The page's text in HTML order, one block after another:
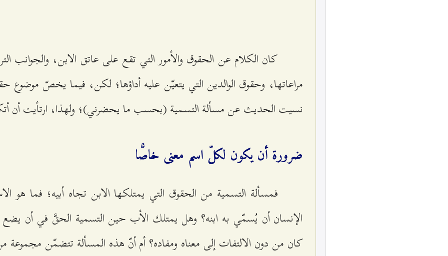
كان الكلام عن الحقوق والأمور التي تقع على عاتق الابن، والجوانب
مراعاتها، وحقوق الوالدين التي يتعيّن عليه أداؤها؛ لكن، فيما يخصّ موضوع
نسيت الحديث عن مسألة التسمية (بحسب ما يحضرني)؛ ولهذا، ارتأيت أن
ضرورة أن يكون لكلّ اسم معنى خاصًّا
فمسألة التسمية من الحقوق التي يمتلكها الابن تجاه أبيه؛ فما هو
الإنسان أن يُسمّي به ابنه؟ وهل يمتلك الأب حين التسمية الحقَّ في أن
كان من دون الالتفات إلى معناه ومفاده؟ أم أنّ هذه المسألة تتضمّن مجموعة